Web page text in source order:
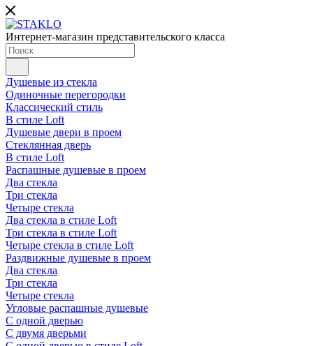
Интернет-магазин представительского класса
Душевые из стекла
Одиночные перегородки
Классический стиль
В стиле Loft
Душевые двери в проем
Стеклянная дверь
В стиле Loft
Распашные душевые в проем
Два стекла
Три стекла
Четыре стекла
Два стекла в стиле Loft
Три стекла в стиле Loft
Четыре стекла в стиле Loft
Раздвижные душевые в проем
Два стекла
Три стекла
Четыре стекла
Угловые распашные душевые
С одной дверью
С двумя дверьми